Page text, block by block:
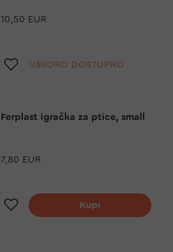
10,50 EUR
Dodaj na listu želja
USKORO DOSTUPNO
Ferplast igračka za ptice, small
7,80 EUR
Dodaj na listu želja
Kupi